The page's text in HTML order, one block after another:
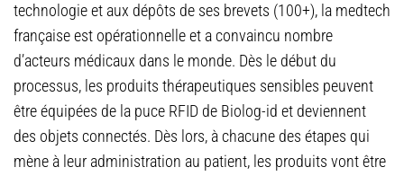
technologie et aux dépôts de ses brevets (100+), la medtech
française est opérationnelle et a convaincu nombre
d’acteurs médicaux dans le monde. Dès le début du
processus, les produits thérapeutiques sensibles peuvent
être équipées de la puce RFID de Biolog-id et deviennent
des objets connectés. Dès lors, à chacune des étapes qui
mène à leur administration au patient, les produits vont être